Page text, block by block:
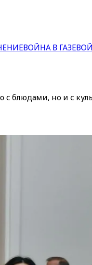
ВОЙНА В ГАЗЕ
с блюдами, но и с